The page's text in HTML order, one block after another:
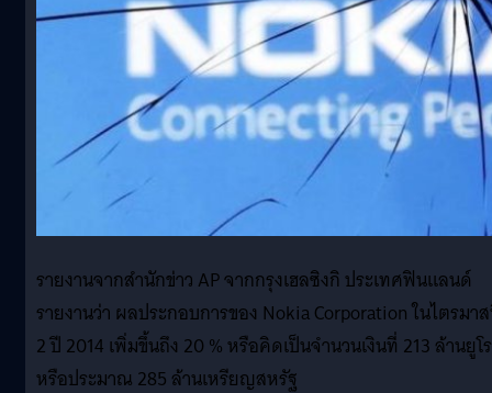
รายงานจากสำนักข่าว AP จากกรุงเฮลซิงกิ ประเทศฟินแลนด์
รายงานว่า ผลประกอบการของ Nokia Corporation ในไตรมา
2 ปี 2014 เพิ่มขึ้นถึง 20 % หรือคิดเป็นจำนวนเงินที่ 213 ล้านยูโร
หรือประมาณ 285 ล้านเหรียญสหรัฐ